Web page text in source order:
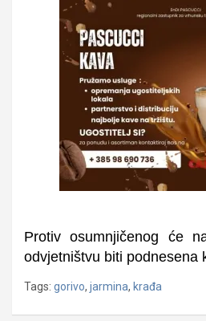
Protiv osumnjičenog će
odvjetništvu biti podnesena
Tags: gorivo, jarmina, krađa